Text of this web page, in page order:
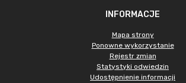
INFORMACJE
Mapa strony
Ponowne wykorzystanie
Rejestr zmian
Statystyki odwiedzin
Udostępnienie informacji